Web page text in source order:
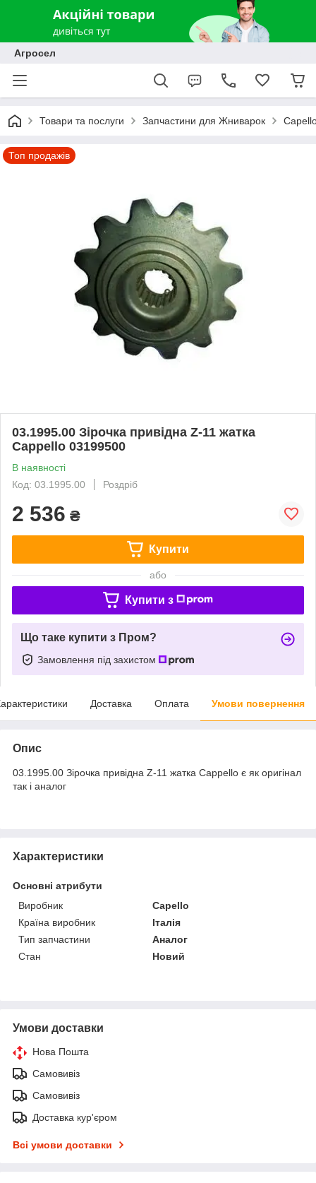
Агросел
Товари та послуги Запчастини для Жниварок
Топ продажів
03.1995.00 Зірочка привідна Z-11 жатка
Cappello 03199500
В наявності
Код: 03.1995.00
Роздріб
2 536 ₴
Купити
або
Купити з
Що таке купити з Пром?
Замовлення під захистом
Доставка Оплата Умови повернення
Опис
03.1995.00 Зірочка привідна Z-11 жатка Cappello є як оригінал
так і аналог
Характеристики
Основні атрибути
Виробник
Capello
Країна виробник
Італія
Тип запчастини
Аналог
Стан
Новий
Умови доставки
Нова Пошта
Самовивіз
Самовивіз
Доставка кур'єром
Всі умови доставки